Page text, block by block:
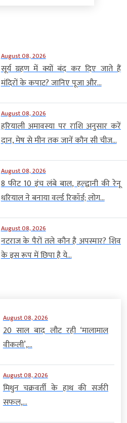
August 08, 2026
सूर्य ग्रहण में क्यों बंद कर दिए जाते हैं
मंदिरों के कपाट? जानिए पूजा और...
August 08, 2026
हरियाली अमावस्या पर राशि अनुसार करें
दान, मेष से मीन तक जानें कौन सी चीज...
August 08, 2026
8 फीट 10 इंच लंबे बाल, हल्द्वानी की रेनू
धरियाल ने बनाया वर्ल्ड रिकॉर्ड; लोग...
August 08, 2026
नटराज के पैरों तले कौन है अपस्मार? शिव
के इस रूप में छिपा है ये...
August 08, 2026
20 साल बाद लौट रही ‘मालामाल
वीकली’,...
August 08, 2026
मिथुन चक्रवर्ती के हाथ की सर्जरी
सफल,...